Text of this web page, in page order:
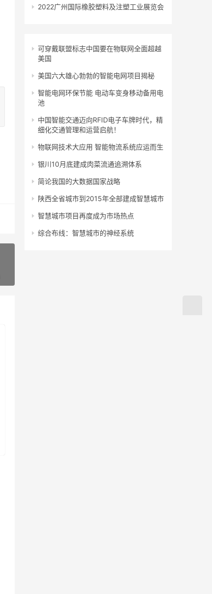
2022广州国际橡胶塑料及注塑工业展览会
可穿戴联盟标志中国要在物联网全面超越
美国
美国六大雄心勃勃的智能电网项目揭秘
智能电网环保节能 电动车变身移动备用电
池
中国智能交通迈向RFID电子车牌时代，精
细化交通管理和运营启航！
物联网技术大应用 智能物流系统应运而生
银川10月底建成肉菜流通追溯体系
简论我国的大数据国家战略
陕西全省城市到2015年全部建成智慧城市
智慧城市项目再度成为市场热点
综合布线：智慧城市的神经系统